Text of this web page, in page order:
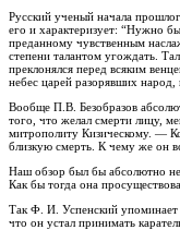
Русский ученый начала
его и характеризует: “Нужно
преданному чувственным
степени талантом угождать.
преклонялся перед всяким
небес царей разорявших народ,
Вообще П.В. Безобразов
того, что желал смерти лицу,
митрополиту Кизическому. —
близкую смерть. К чему же он
Наш обзор был бы абсолютно
Как бы тогда она
Так Ф. И. Успенский упоминает
что он устал принимать